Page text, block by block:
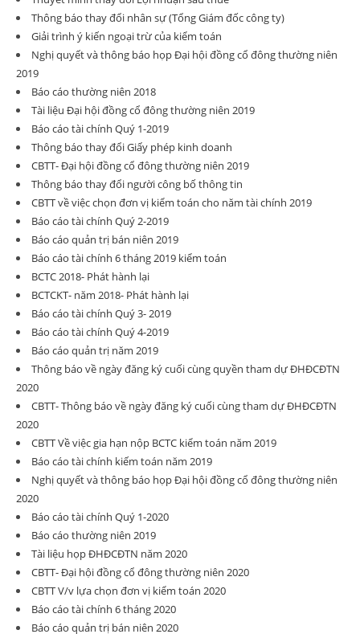
Thông báo thay đổi nhân sự (Tổng Giám đốc công ty)
Giải trình ý kiến ngoại trừ của kiểm toán
Nghị quyết và thông báo họp Đại hội đồng cổ đông thường niên
2019
Báo cáo thường niên 2018
Tài liệu Đại hội đồng cổ đông thường niên 2019
Báo cáo tài chính Quý 1-2019
Thông báo thay đổi Giấy phép kinh doanh
CBTT- Đại hội đồng cổ đông thường niên 2019
Thông báo thay đổi người công bố thông tin
CBTT về việc chọn đơn vị kiểm toán cho năm tài chính 2019
Báo cáo tài chính Quý 2-2019
Báo cáo quản trị bán niên 2019
Báo cáo tài chính 6 tháng 2019 kiểm toán
BCTC 2018- Phát hành lại
BCTCKT- năm 2018- Phát hành lại
Báo cáo tài chính Quý 3- 2019
Báo cáo tài chính Quý 4-2019
Báo cáo quản trị năm 2019
Thông báo về ngày đăng ký cuối cùng quyền tham dự ĐHĐCĐTN
2020
CBTT- Thông báo về ngày đăng ký cuối cùng tham dự ĐHĐCĐTN
2020
CBTT Về việc gia hạn nộp BCTC kiểm toán năm 2019
Báo cáo tài chính kiếm toán năm 2019
Nghị quyết và thông báo họp Đại hội đồng cổ đông thường niên
2020
Báo cáo tài chính Quý 1-2020
Báo cáo thường niên 2019
Tài liệu họp ĐHĐCĐTN năm 2020
CBTT- Đại hội đồng cổ đông thường niên 2020
CBTT V/v lựa chọn đơn vị kiểm toán 2020
Báo cáo tài chính 6 tháng 2020
Báo cáo quản trị bán niên 2020